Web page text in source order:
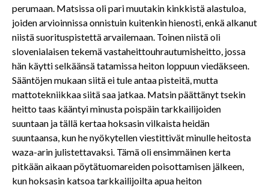
perumaan. Matsissa oli pari muutakin kinkkistä alastuloa,
joiden arvioinnissa onnistuin kuitenkin hienosti, enkä alkanut
niistä suorituspistettä arvailemaan. Toinen niistä oli
slovenialaisen tekemä vastaheittouhrautumisheitto, jossa
hän käytti selkäänsä tatamissa heiton loppuun viedäkseen.
Sääntöjen mukaan siitä ei tule antaa pisteitä, mutta
mattotekniikkaa siitä saa jatkaa. Matsin päättänyt tsekin
heitto taas kääntyi minusta poispäin tarkkailijoiden
suuntaan ja tällä kertaa hoksasin vilkaista heidän
suuntaansa, kun he nyökytellen viestittivät minulle heitosta
waza-arin julistettavaksi. Tämä oli ensimmäinen kerta
pitkään aikaan pöytätuomareiden poisottamisen jälkeen,
kun hoksasin katsoa tarkkailijoilta apua heiton